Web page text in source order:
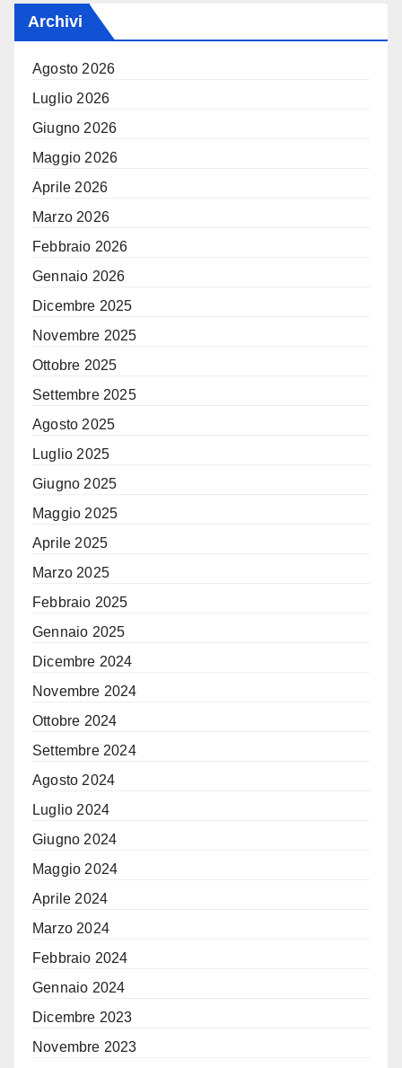
Archivi
Agosto 2026
Luglio 2026
Giugno 2026
Maggio 2026
Aprile 2026
Marzo 2026
Febbraio 2026
Gennaio 2026
Dicembre 2025
Novembre 2025
Ottobre 2025
Settembre 2025
Agosto 2025
Luglio 2025
Giugno 2025
Maggio 2025
Aprile 2025
Marzo 2025
Febbraio 2025
Gennaio 2025
Dicembre 2024
Novembre 2024
Ottobre 2024
Settembre 2024
Agosto 2024
Luglio 2024
Giugno 2024
Maggio 2024
Aprile 2024
Marzo 2024
Febbraio 2024
Gennaio 2024
Dicembre 2023
Novembre 2023